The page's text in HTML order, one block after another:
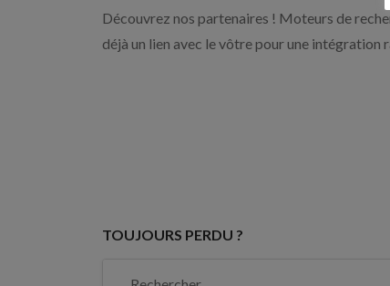
Découvrez nos partenaires ! Moteurs de
déjà un lien avec le vôtre pour une intégration
TOUJOURS PERDU ?